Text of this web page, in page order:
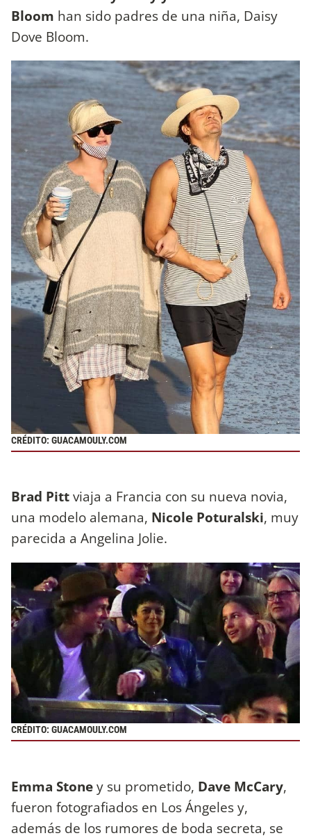
Bloom han sido padres de una niña, Daisy
Dove Bloom.
CRÉDITO: GUACAMOULY.COM
Brad Pittviaja a Francia con su nueva novia,
una modelo alemana, Nicole Poturalski, muy
parecida a Angelina Jolie.
CRÉDITO: GUACAMOULY.COM
Emma Stoney su prometido, Dave McCary,
fueron fotografiados en Los Ángeles y,
además de los rumores de boda secreta, se